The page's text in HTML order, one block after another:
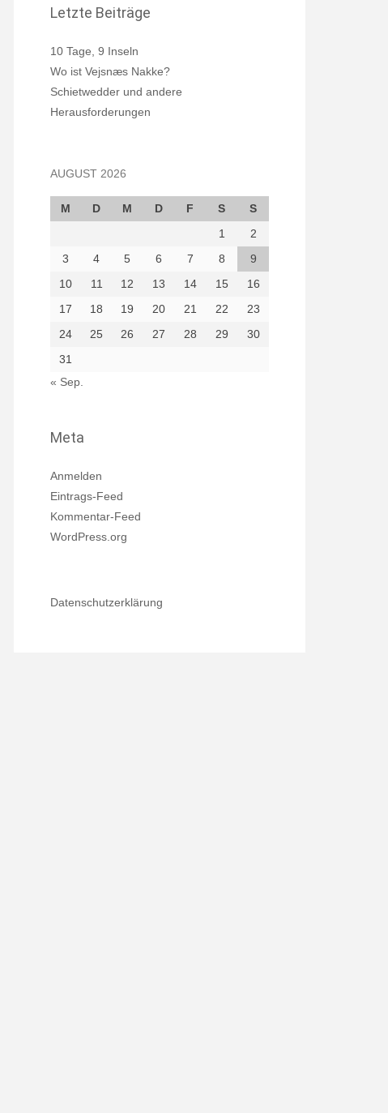
Letzte Beiträge
10 Tage, 9 Inseln
Wo ist Vejsnæs Nakke?
Schietwedder und andere
Herausforderungen
AUGUST 2026
M D M D F S
S
1
2
3
4 5 6 7 8
9
10
11 12 13 14 15
16
17
18 19 20 21 22
23
24
25 26 27 28 29
30
31
« Sep.
Meta
Anmelden
Eintrags-Feed
Kommentar-Feed
WordPress.org
Datenschutzerklärung